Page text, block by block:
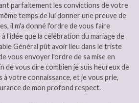
parfaitement les convictions de votre
temps de lui donner une preuve de
il m'a donné l'ordre de vous faire
l'idée que la célébration du mariage de
Général pût avoir lieu dans le triste
vous envoyer l'ordre de sa mise en
de vous dire combien je suis heureux de
votre connaissance, et je vous prie,
de mon profond respect.